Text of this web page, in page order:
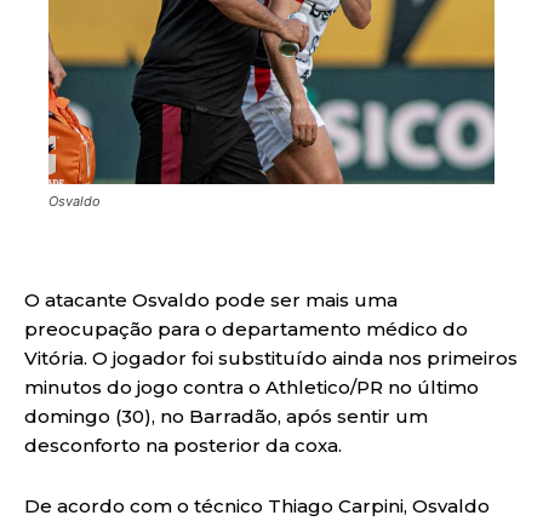
Osvaldo
O atacante Osvaldo pode ser mais uma
preocupação para o departamento médico do
Vitória. O jogador foi substituído ainda nos primeiros
minutos do jogo contra o Athletico/PR no último
domingo (30), no Barradão, após sentir um
desconforto na posterior da coxa.
De acordo com o técnico Thiago Carpini, Osvaldo